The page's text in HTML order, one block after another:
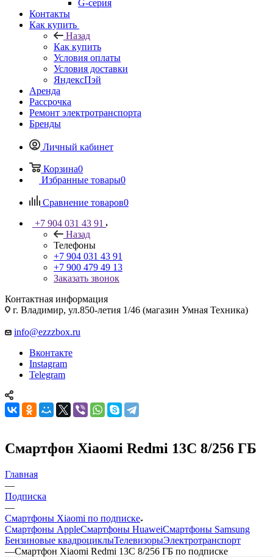
G-серия
Контакты
Как купить
Назад
Как купить
Условия оплаты
Условия доставки
ЯндексПэй
Аренда
Рассрочка
Ремонт электротранспорта
Бренды
Личный кабинет
Корзина0
Избранные товары0
Сравнение товаров0
+7 904 031 43 91
Назад
Телефоны
+7 904 031 43 91
+7 900 479 49 13
Заказать звонок
Контактная информация
г. Владимир, ул.850-летия 1/46 (магазин Умная Техника)
info@ezzzbox.ru
Вконтакте
Instagram
Telegram
Смартфон Xiaomi Redmi 13C 8/256 ГБ
Главная
—
Подписка
—
Смартфоны Xiaomi по подписке
Смартфоны AppleСмартфоны HuaweiСмартфоны Samsung
Бензиновые квадроциклыТелевизорыЭлектротранспорт
—Смартфон Xiaomi Redmi 13C 8/256 ГБ по подписке